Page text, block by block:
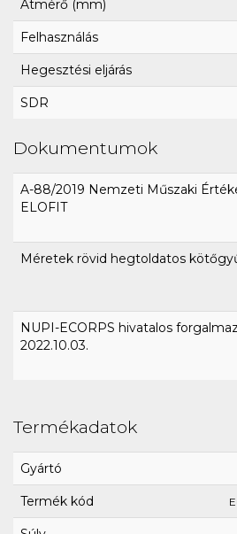
Átmérő (mm)
Felhasználás
Hegesztési eljárás
SDR
Dokumentumok
A-88/2019 Nemzeti Műszaki
ELOFIT
Méretek rövid hegtoldatos
NUPI-ECORPS hivatalos
2022.10.03.
Termékadatok
Gyártó
Termék kód